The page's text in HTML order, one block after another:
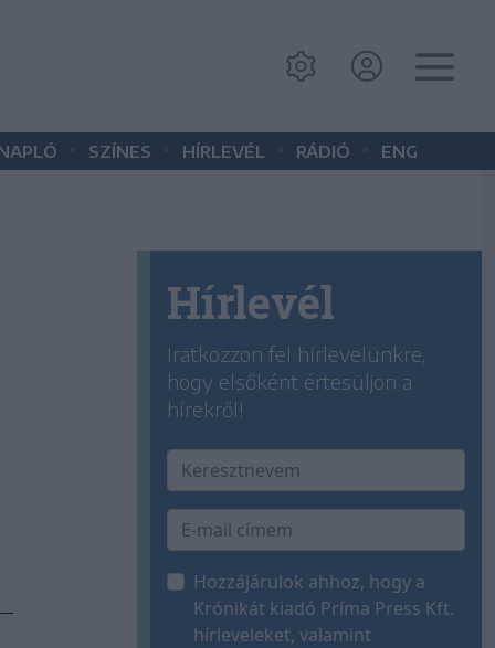
SZÍNES HÍRLEVÉL RÁDIÓ ENG
Hírlevél
Iratkozzon fel hírlevelünkre,
hogy elsőként értesüljön a
hírekről!
Hozzájárulok ahhoz, hogy a
Krónikát kiadó Príma Press Kft.
hírleveleket, valamint